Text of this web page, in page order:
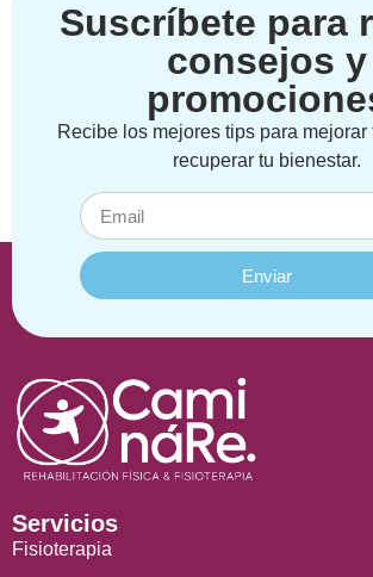
Suscríbete para
consejos y
Recibe los mejores tips para mejorar
recuperar tu bienestar.
Enviar
Servicios
Fisioterapia